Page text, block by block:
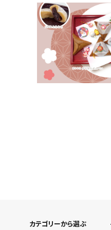
カテゴリーから選ぶ